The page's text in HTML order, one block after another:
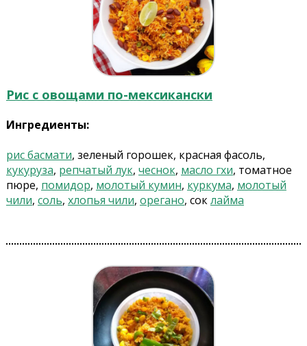
Рис с овощами по-мексикански
Ингредиенты:
рис басмати, зеленый горошек, красная фасоль,
кукуруза, репчатый лук, чеснок, масло гхи, томатное
пюре, помидор, молотый кумин, куркума, молотый
чили, соль, хлопья чили, орегано, соклайма